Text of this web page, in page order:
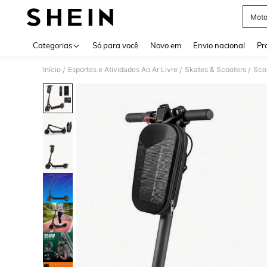
Categorias Só para você Novo em Envio nacional
Início / Esportes e Atividades Ao Ar Livre / Skates & Scooters /